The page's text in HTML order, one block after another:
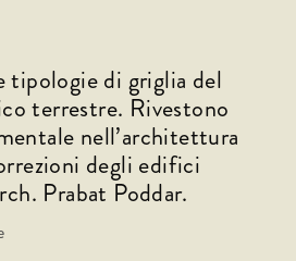
tipologie di griglia del
terrestre. Rivestono
nell’architettura
degli edifici
Prabat Poddar.